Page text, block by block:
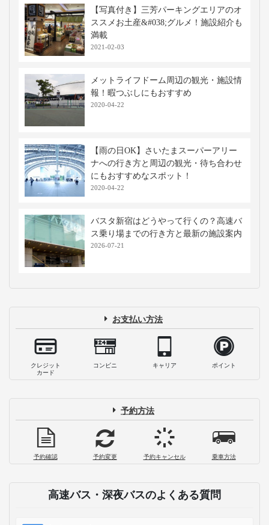
【写真付き】三芳パーキングエリアのオ
ススメお土産&#038;グルメ！施設紹介も
満載
2021-02-03
メットライフドーム周辺の観光・施設情
報！暇つぶしにもおすすめ
2020-04-22
【雨の日OK】さいたまスーパーアリー
ナへの行き方と周辺の観光・待ち合わせ
にもおすすめなスポット！
2020-04-22
バスタ新宿はどうやって行くの？高速バ
ス乗り場までの行き方と最新の施設案内
2026-07-21
お支払い方法
クレジット
カード
コンビニ キャリア ポイント
予約方法
予約確認 予約変更 予約キャンセル 乗車方法
高速バス・深夜バスのよくある質問